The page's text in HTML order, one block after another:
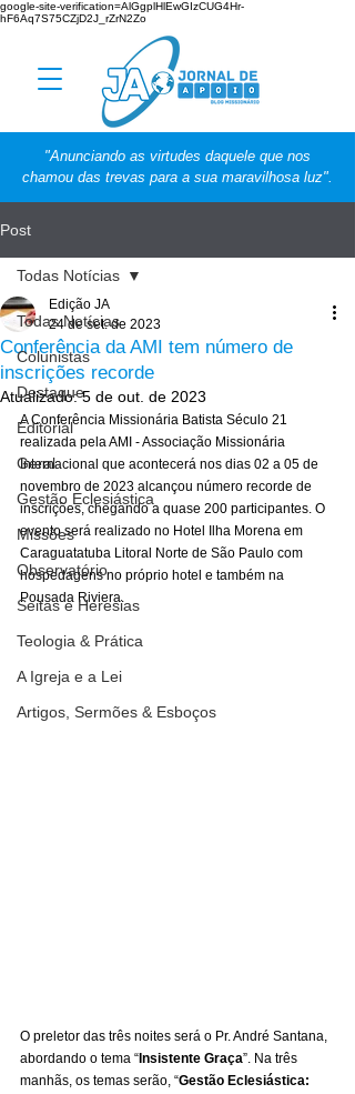
google-site-verification=AlGgplHlEwGIzCUG4Hr-
hF6Aq7S75CZjD2J_rZrN2Zo
"Anunciando as virtudes daquele que nos
chamou das trevas para a sua maravilhosa luz".
Post
Todas Notícias
Colunistas
Destaque
Editorial
Geral
Gestão Eclesiástica
Missões
Observatório
Seitas e Heresias
Teologia & Prática
A Igreja e a Lei
Artigos, Sermões & Esboços
Todas Notícias
Conferência da AMI tem número de
inscrições recorde
Edição JA
24 de set. de 2023
Atualizado:5 de out. de 2023
A Conferência Missionária Batista Século 21
realizada pela AMI - Associação Missionária
Internacional que acontecerá nos dias 02 a 05 de
novembro de 2023 alcançou número recorde de
inscrições, chegando a quase 200 participantes. O
evento será realizado no Hotel Ilha Morena em
Caraguatatuba Litoral Norte de São Paulo com
hospedagens no próprio hotel e também na
Pousada Riviera.
O preletor das três noites será o Pr. André Santana,
abordando o tema “ Insistente Graça”. Na três
manhãs, os temas serão, “Gestão Eclesiástica: